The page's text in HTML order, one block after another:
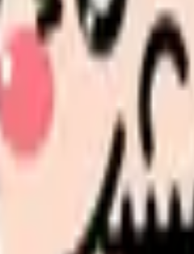
看護師の体験談を交えながら、
ます